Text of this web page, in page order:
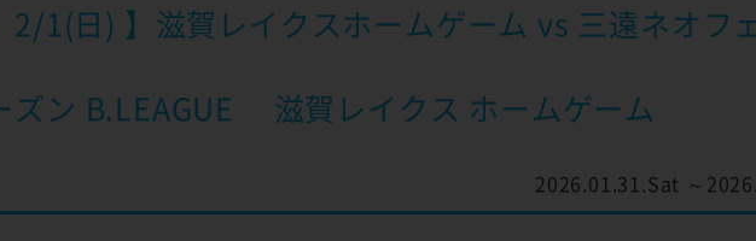
2/1(日) 】滋賀レイクスホームゲーム vs 三遠ネオフ
ズン B.LEAGUE 滋賀レイクス ホームゲーム
2026.01.31.Sat ～